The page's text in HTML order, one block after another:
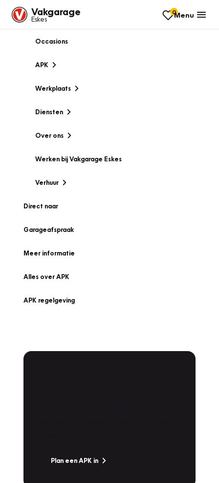
Vakgarage
Eskes
0Menu
Occasions
APK
Werkplaats
Diensten
Over ons
Werken bij Vakgarage Eskes
Verhuur
Direct naar
Garageafspraak
Meer informatie
Alles over APK
APK regelgeving
Plan een APK in